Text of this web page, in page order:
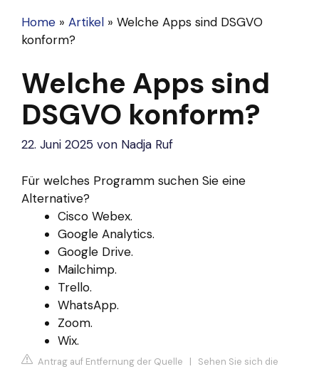
Home » Artikel » Welche Apps sind DSGVO
konform?
Welche Apps sind
DSGVO konform?
22. Juni 2025 von Nadja Ruf
Für welches Programm suchen Sie eine
Alternative?
Cisco Webex.
Google Analytics.
Google Drive.
Mailchimp.
Trello.
WhatsApp.
Zoom.
Wix.
Antrag auf Entfernung der Quelle | Sehen Sie sich die